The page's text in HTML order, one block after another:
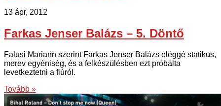
13 ápr, 2012
Farkas Jenser Balázs – 5. Döntő
Falusi Mariann szerint Farkas Jenser Balázs eléggé statikus,
merev egyéniség, és a felkészülésben ezt próbálta
levetkeztetni a fiúról.
Tovább »